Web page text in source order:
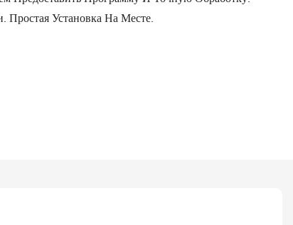
Установка На Месте.